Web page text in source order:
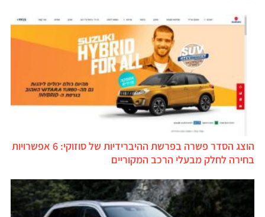
הוצג הסדר פשרה בפרשת ההיברידיות של סוזוקי: 6 אפשרויות
בחירה לחלק מבעלי הרכב המקוריים